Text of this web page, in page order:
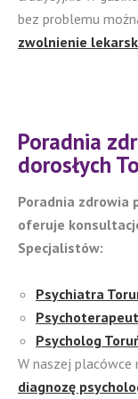
bez problemu
zwolnienie
Poradnia
dorosłych
Poradnia zdrowia
oferuje
Specjalistów:
Psychiatra
Psycholog
W naszej
diagnozę